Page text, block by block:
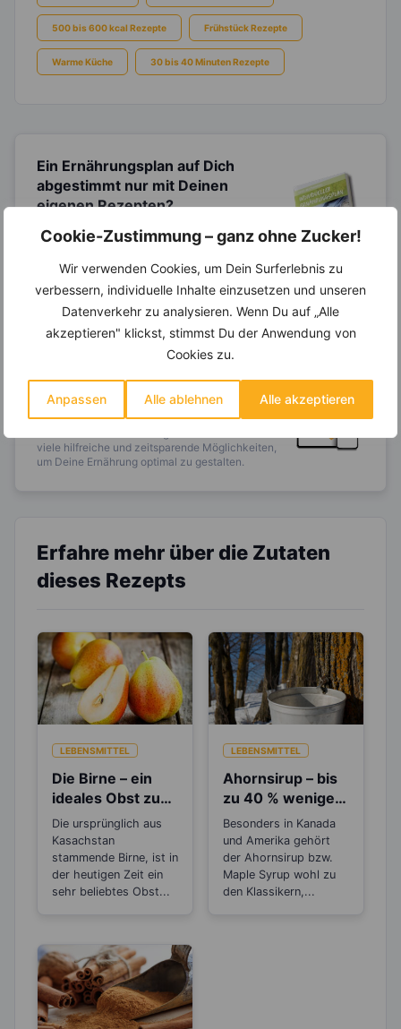
Cookie-Zustimmung – ganz ohne Zucker!
Wir verwenden Cookies, um Dein Surferlebnis zu
verbessern, individuelle Inhalte einzusetzen und unseren
Datenverkehr zu analysieren. Wenn Du auf „Alle
akzeptieren" klickst, stimmst Du der Anwendung von
Cookies zu.
Anpassen Alle ablehnen Alle akzeptieren
500 bis 600 kcal Rezepte Frühstück Rezepte
Warme Küche 30 bis 40 Minuten Rezepte
Ein Ernährungsplan auf Dich
abgestimmt nur mit Deinen
eigenen Rezepten?
Erstelle Dir Deinen eigenen, individuellen
Lieblingsrezepten auf Basis des gesamten
14.000 Rezepte, autom.
Wochenplaner,dynamische
Einkaufsliste und noch mehr?
viele hilfreiche und zeitsparende Möglichkeiten,
um Deine Ernährung optimal zu gestalten.
Erfahre mehr über die Zutaten
dieses Rezepts
LEBENSMITTEL
Die Birne – ein
ideales Obst zum
Abnehmen
Die ursprünglich aus
Kasachstan
stammende Birne, ist in
der heutigen Zeit ein
sehr beliebtes Obst...
LEBENSMITTEL
Ahornsirup – bis
zu 40 % weniger
Kalorien als
Zucker
Besonders in Kanada
und Amerika gehört
der Ahornsirup bzw.
Maple Syrup wohl zu
den Klassikern,...